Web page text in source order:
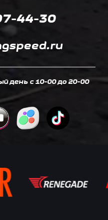
44-30
день c 10-00 до 20-00